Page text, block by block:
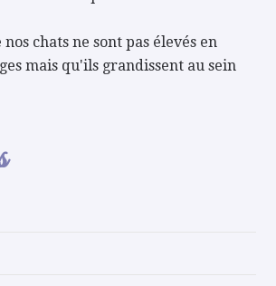
chats ne sont pas élevés en
mais qu'ils grandissent au sein